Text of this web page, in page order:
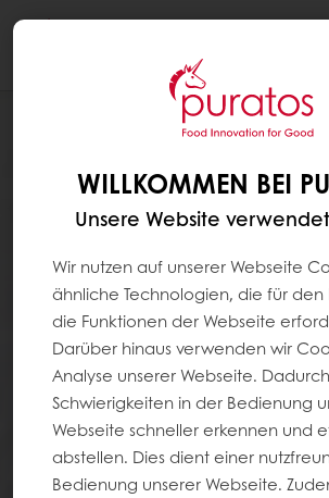
WILLKOMMEN BEI
Unsere Website
Wir nutzen auf unserer Webseite
ähnliche Technologien, die für den
die Funktionen der Webseite
Darüber hinaus verwenden wir
Analyse unserer Webseite.
Schwierigkeiten in der Bedienung
Webseite schneller erkennen und
abstellen. Dies dient einer
Bedienung unserer Webseite.